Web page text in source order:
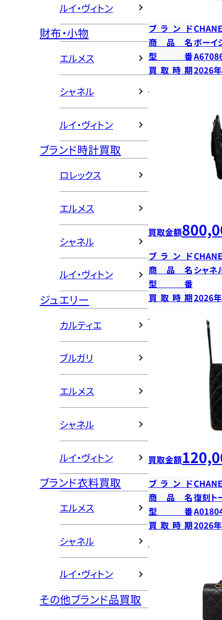
ルイ・ヴィトン
財布・小物
エルメス
シャネル
ルイ・ヴィトン
ブランド時計買取
ロレックス
エルメス
シャネル
ルイ・ヴィトン
ジュエリー
カルティエ
ブルガリ
エルメス
シャネル
ルイ・ヴィトン
ブランド衣料買取
エルメス
シャネル
ルイ・ヴィトン
その他ブランド品買取
ブランド
商品名ボーイ
型番
買取時期2026
買取金額
ブランド
商品名 シャネ
型番
買取時期2026
買取金額
ブランド
商品名復刻ト
型番
買取時期2026